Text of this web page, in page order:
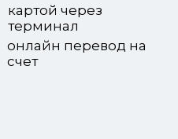
картой через
терминал
онлайн перевод на
счет